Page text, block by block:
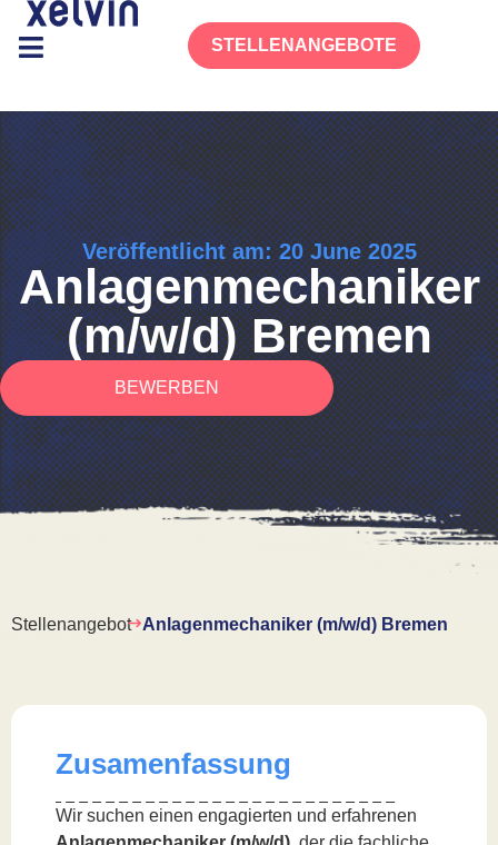
STELLENANGEBOTE
Veröffentlicht am: 20 June 2025
Anlagenmechaniker
(m/w/d) Bremen
BEWERBEN
Stellenangebot Anlagenmechaniker (m/w/d) Bremen
Zusamenfassung
Wir suchen einen engagierten und erfahrenen